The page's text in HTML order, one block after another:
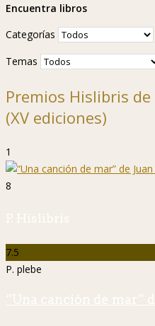
Encuentra libros
Categorías
Temas
Premios Hislibris
(XV ediciones)
1
8
P. Hislibris
7.5
P. plebe
“Una canción de mar”